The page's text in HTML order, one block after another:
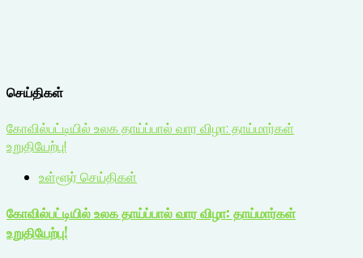
செய்திகள்
கோவில்பட்டியில் உலக தாய்ப்பால் வார விழா: தாய்மார்கள்
உறுதியேற்பு!
உள்ளூர் செய்திகள்
கோவில்பட்டியில் உலக தாய்ப்பால் வார விழா: தாய்மார்கள்
உறுதியேற்பு!